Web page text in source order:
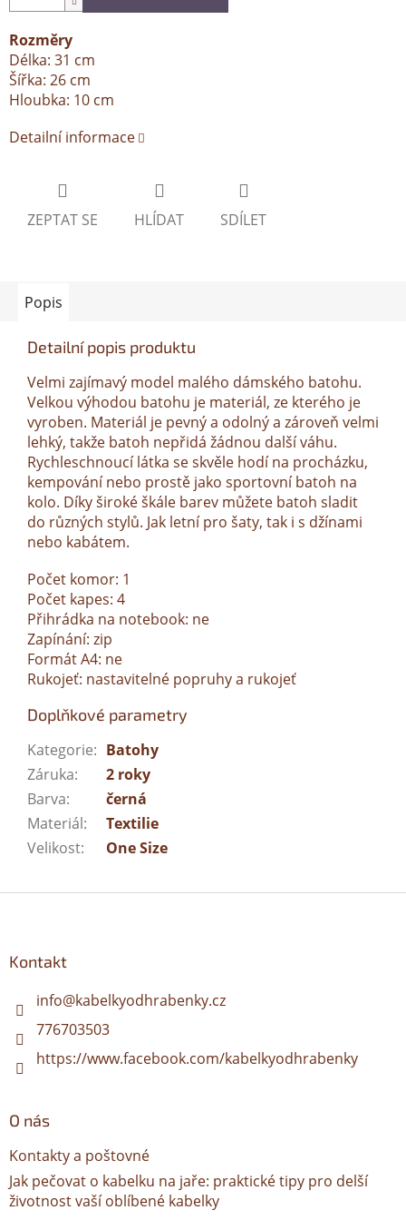
Rozměry
Délka: 31 cm
Šířka: 26 cm
Hloubka: 10 cm
Detailní informace
ZEPTAT SE HLÍDAT SDÍLET
Popis
Detailní popis produktu
Velmi zajímavý model malého dámského batohu.
Velkou výhodou batohu je materiál, ze kterého je
vyroben. Materiál je pevný a odolný a zároveň velmi
lehký, takže batoh nepřidá žádnou další váhu.
Rychleschnoucí látka se skvěle hodí na procházku,
kempování nebo prostě jako sportovní batoh na
kolo. Díky široké škále barev můžete batoh sladit
do různých stylů. Jak letní pro šaty, tak i s džínami
nebo kabátem.
Počet komor: 1
Počet kapes: 4
Přihrádka na notebook: ne
Zapínání: zip
Formát A4: ne
Rukojeť: nastavitelné popruhy a rukojeť
Doplňkové parametry
Kategorie: Batohy
Záruka:
2 roky
Barva:
černá
Materiál:
Textilie
Velikost: One Size
Kontakt
info@kabelkyodhrabenky.cz
776703503
https://www.facebook.com/kabelkyodhrabenky
O nás
Kontakty a poštovné
Jak pečovat o kabelku na jaře: praktické tipy pro delší
životnost vaší oblíbené kabelky